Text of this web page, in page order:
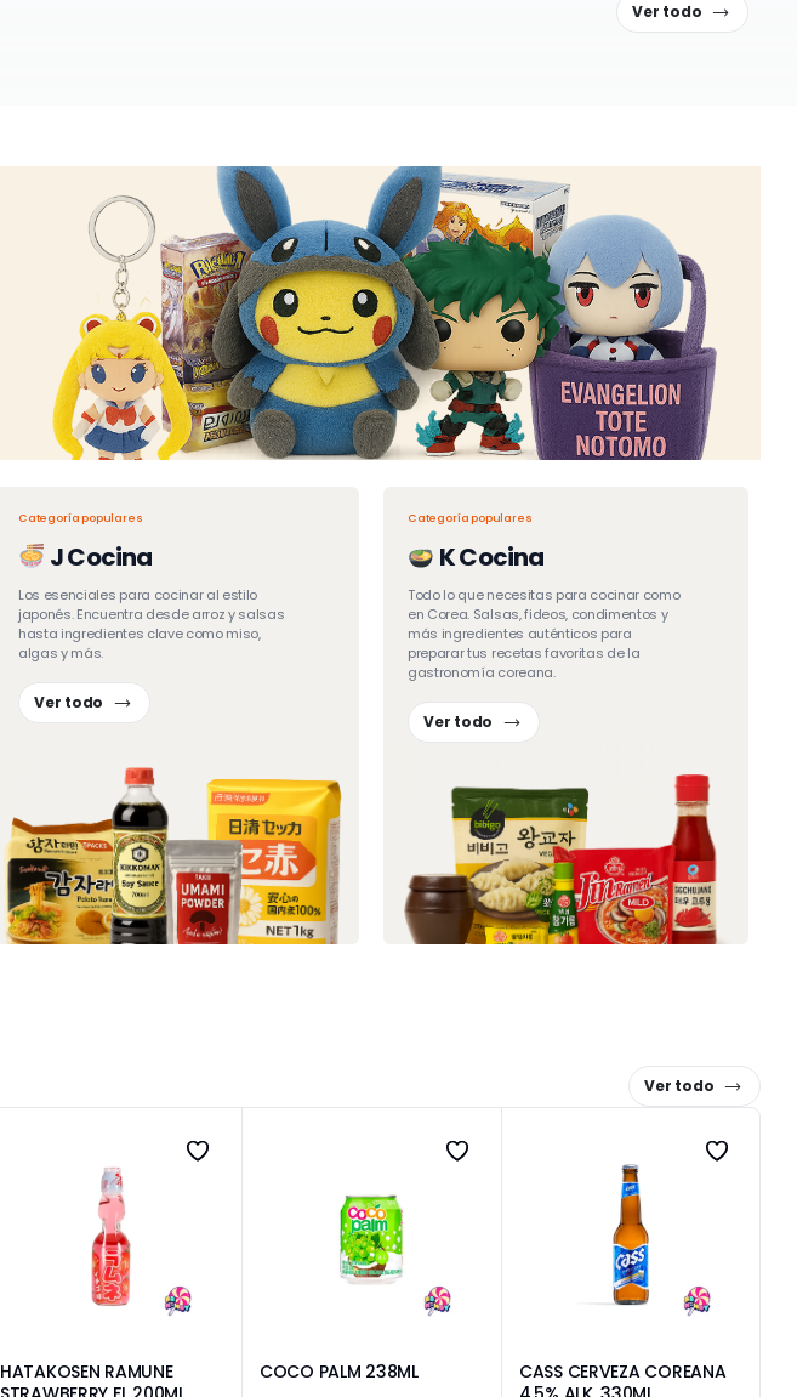
Ver todo
Categoría populares
J Cocina
Los esenciales para cocinar al estilo
japonés. Encuentra desde arroz y salsas
hasta ingredientes clave como miso,
algas y más.
Ver todo
Categoría populares
K Cocina
Todo lo que necesitas para cocinar como
en Corea. Salsas, fideos, condimentos y
más ingredientes auténticos para
preparar tus recetas favoritas de la
gastronomía coreana.
Ver todo
Ver todo
HATAKOSEN RAMUNE
COCO PALM 238ML
CASS CERVEZA COREANA